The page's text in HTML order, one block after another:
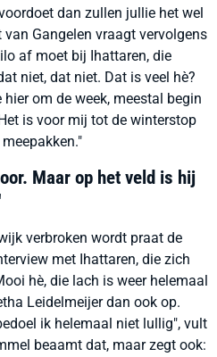
dan zullen jullie het wel
Gangelen vraagt vervolgens
af moet bij Ihattaren, die
niet, dat niet. Dat is veel hè?
hier om de week, meestal begin
is voor mij tot de winterstop
Maar op het veld is hij
verbroken wordt praat de
met Ihattaren, die zich
hè, die lach is weer helemaal
Leidelmeijer dan ook op.
ik helemaal niet lullig", vult
beaamt dat, maar zegt ook: